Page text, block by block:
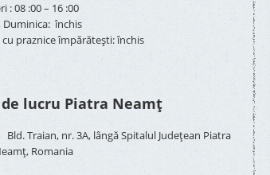
: 08 :00 – 16 :00
Duminica: închis
praznice împărătești: închis
lucru Piatra Neamț
Bld. Traian, nr. 3A, lângă Spitalul Județean Piatra
Romania